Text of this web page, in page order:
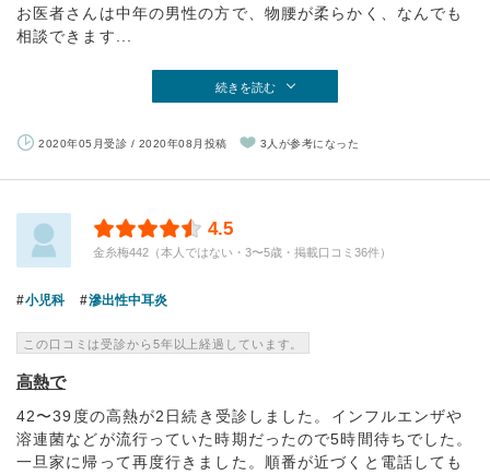
お医者さんは中年の男性の方で、物腰が柔らかく、なんでも
相談できます...
続きを読む
2020年05月受診 / 2020年08月投稿 3人が参考になった
4.5
金糸梅442（本人ではない・3〜5歳・掲載口コミ36件）
小児科 滲出性中耳炎
この口コミは受診から5年以上経過しています。
高熱で
42〜39度の高熱が2日続き受診しました。インフルエンザや
溶連菌などが流行っていた時期だったので5時間待ちでした。
一旦家に帰って再度行きました。順番が近づくと電話しても